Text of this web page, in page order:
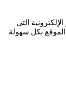
التى
بكل سهولة